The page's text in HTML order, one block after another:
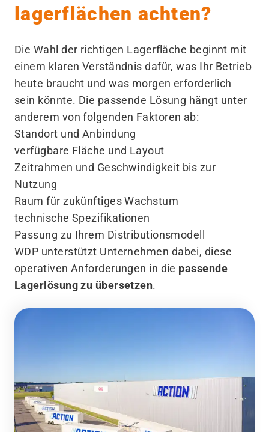
lagerflächen achten?
Die Wahl der richtigen Lagerfläche beginnt mit
einem klaren Verständnis dafür, was Ihr Betrieb
heute braucht und was morgen erforderlich
sein könnte. Die passende Lösung hängt unter
anderem von folgenden Faktoren ab:
Standort und Anbindung
verfügbare Fläche und Layout
Zeitrahmen und Geschwindigkeit bis zur
Nutzung
Raum für zukünftiges Wachstum
technische Spezifikationen
Passung zu Ihrem Distributionsmodell
WDP unterstützt Unternehmen dabei, diese
operativen Anforderungen in die passende
Lagerlösung zu übersetzen.